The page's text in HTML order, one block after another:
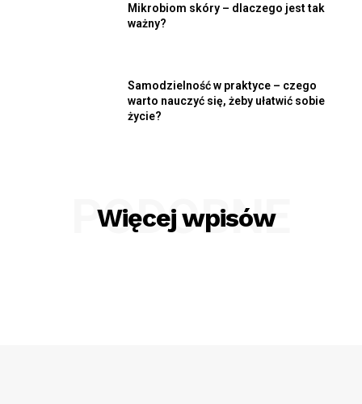
Mikrobiom skóry – dlaczego jest tak
ważny?
Samodzielność w praktyce – czego
warto nauczyć się, żeby ułatwić sobie
życie?
Więcej wpisów
PODOBNE